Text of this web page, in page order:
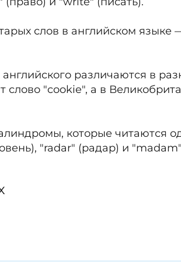
слов в английском языке
различаются в
слово "cookie", а в
которые читаются
"radar" (радар) и